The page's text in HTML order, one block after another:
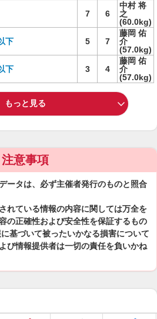
7 6
中村 将
之
(60.0kg)
下 5 7
藤岡 佑
介
(57.0kg)
下 3 4
藤岡 佑
介
(57.0kg)
もっと見る
注意事項
ータは、必ず主催者発行のものと照合
れている情報の内容に関しては万全を
の正確性および安全性を保証するもの
基づいて被ったいかなる損害について
び情報提供者は一切の責任を負いかね